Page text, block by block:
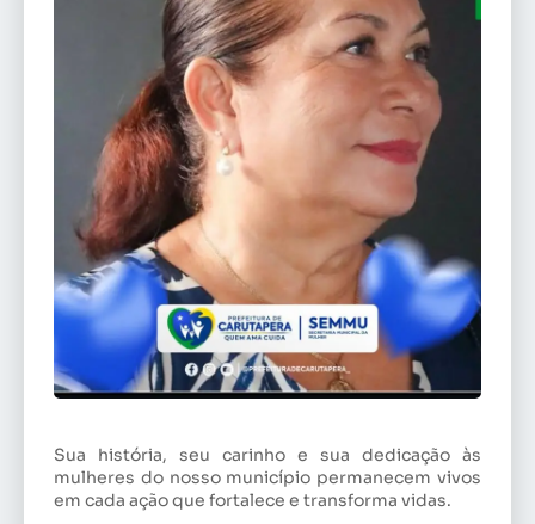
Sua história, seu carinho e sua dedicação às
mulheres do nosso município permanecem vivos
em cada ação que fortalece e transforma vidas.